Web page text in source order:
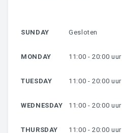
SUNDAY Gesloten
MONDAY 11:00 - 20:00 uur
TUESDAY 11:00 - 20:00 uur
WEDNESDAY 11:00 - 20:00 uur
THURSDAY 11:00 - 20:00 uur